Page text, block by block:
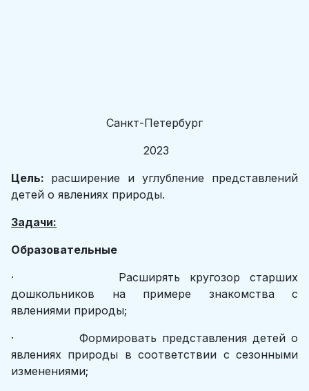
Санкт-Петербург
2023
Цель: расширение и углубление представлений
детей о явлениях природы.
Задачи:
Образовательные
· Расширять кругозор старших
дошкольников на примере знакомства с
явлениями природы;
· Формировать представления детей о
явлениях природы в соответствии с сезонными
изменениями;